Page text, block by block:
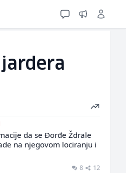
da se Đorđe Ždrale
na njegovom lociranju i
8 12